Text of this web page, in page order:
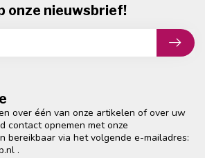
over één van onze artikelen of over uw
contact opnemen met onze
bereikbaar via het volgende e-mailadres:
.
onze nieuwsbrief!